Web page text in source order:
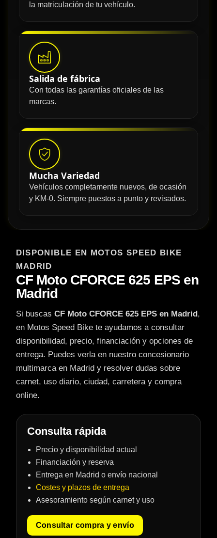
la matriculación de tu vehículo.
Salida de fábrica
Con todas las garantías oficiales de las
marcas.
Mucha Variedad
Vehículos completamente nuevos, de ocasión
y KM-0. Siempre puestos a punto y revisados.
DISPONIBLE EN MOTOS SPEED BIKE
MADRID
CF Moto CFORCE 625 EPS en
Madrid
Si buscas CF Moto CFORCE 625 EPS en Madrid ,
en Motos Speed Bike te ayudamos a consultar
disponibilidad, precio, financiación y opciones de
entrega. Puedes verla en nuestro concesionario
multimarca en Madrid y resolver dudas sobre
carnet, uso diario, ciudad, carretera y compra
online.
Consulta rápida
Precio y disponibilidad actual
Financiación y reserva
Entrega en Madrid o envío nacional
Costes y plazos de entrega
Asesoramiento según carnet y uso
Consultar compra y envío